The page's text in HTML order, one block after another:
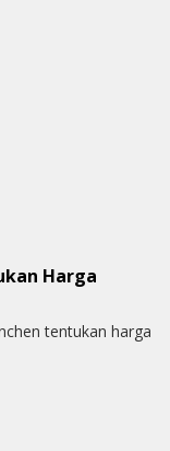
Harga
tentukan harga